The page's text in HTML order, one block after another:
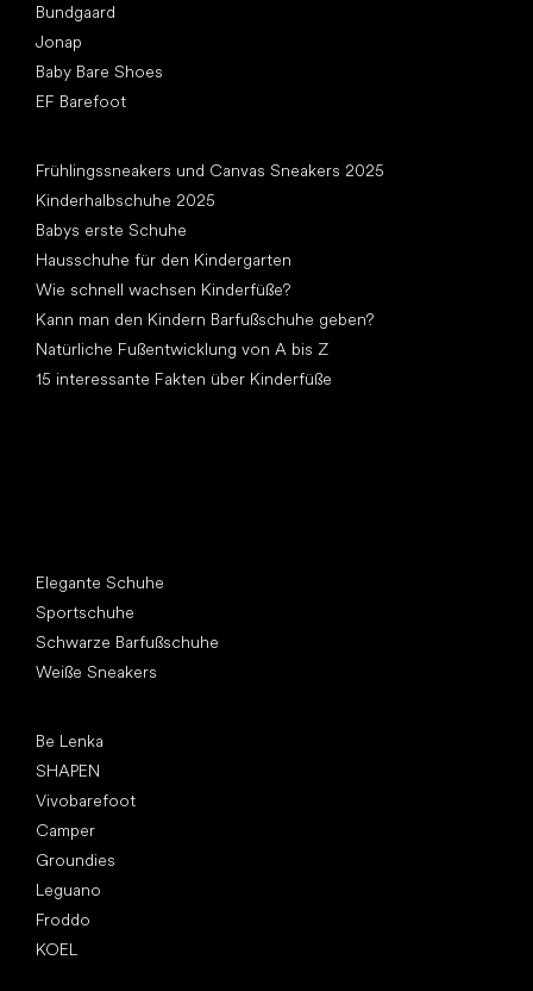
Bundgaard
Jonap
Baby Bare Shoes
EF Barefoot
Frühlingssneakers und Canvas Sneakers 2025
Kinderhalbschuhe 2025
Babys erste Schuhe
Hausschuhe für den Kindergarten
Wie schnell wachsen Kinderfüße?
Kann man den Kindern Barfußschuhe geben?
Natürliche Fußentwicklung von A bis Z
15 interessante Fakten über Kinderfüße
Elegante Schuhe
Sportschuhe
Schwarze Barfußschuhe
Weiße Sneakers
Be Lenka
SHAPEN
Vivobarefoot
Camper
Groundies
Leguano
Froddo
KOEL